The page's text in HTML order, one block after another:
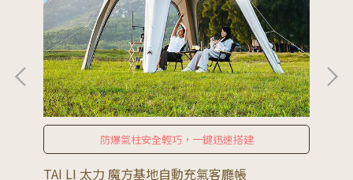
防爆氣柱安全輕巧，一鍵迅速搭建
TAI LI 太力 魔方基地自動充氣客廳帳